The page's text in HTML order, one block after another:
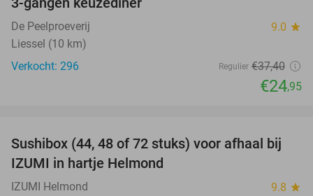
De Peelproeverij 9.0 star
Liessel (10 km)
Verkocht: 296
Regulier €37,40
€24,95
45%
Sushibox (44, 48 of 72 stuks) voor afhaal bij
IZUMI in hartje Helmond
IZUMI Helmond 9.8 star